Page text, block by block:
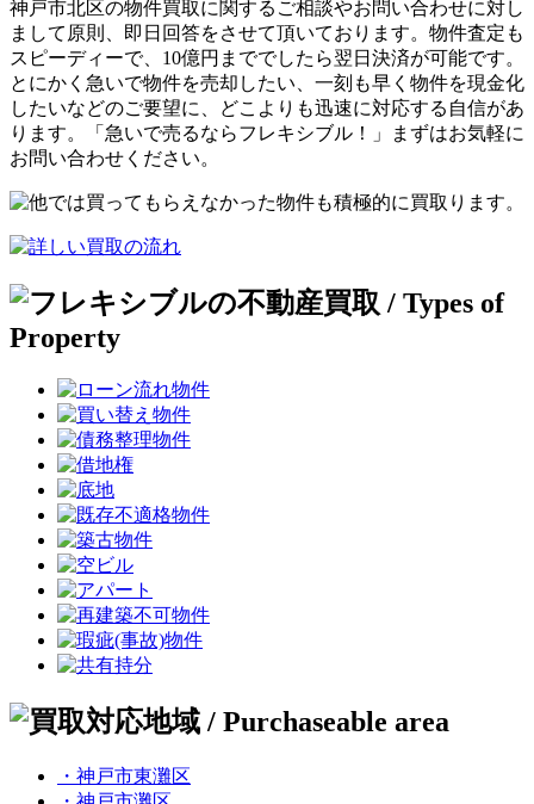
神戸市北区の物件買取に関するご相談やお問い合わせに対し
まして原則、即日回答をさせて頂いております。物件査定も
スピーディーで、10億円まででしたら翌日決済が可能です。
とにかく急いで物件を売却したい、一刻も早く物件を現金化
したいなどのご要望に、どこよりも迅速に対応する自信があ
ります。「急いで売るならフレキシブル！」まずはお気軽に
お問い合わせください。
・神戸市東灘区